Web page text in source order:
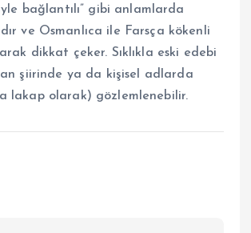
bağlantılı” gibi anlamlarda
ve Osmanlıca ile Farsça kökenli
dikkat çeker. Sıklıkla eski edebi
şiirinde ya da kişisel adlarda
lakap olarak) gözlemlenebilir.